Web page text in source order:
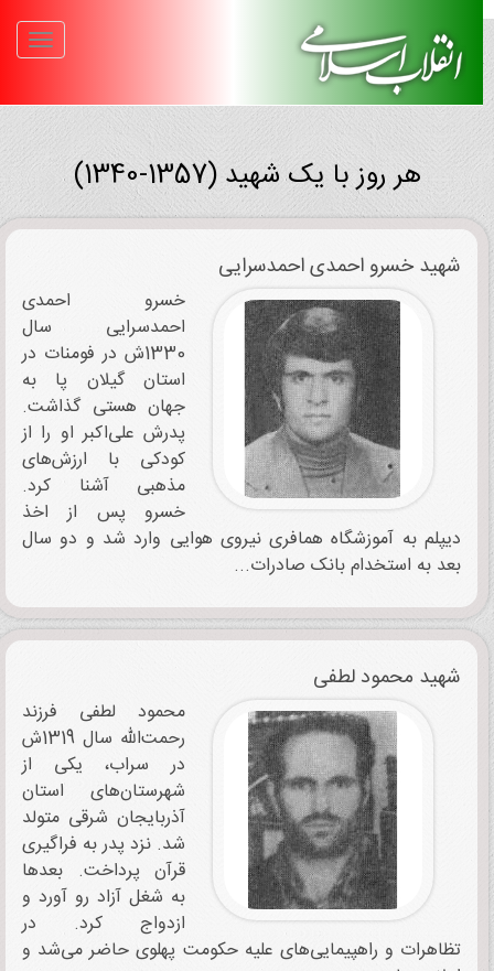
هر روز با یک شهید (1357-1340)
شهید خسرو احمدی احمدسرایی
خسرو احمدی
احمدسرایی سال
1330ش در فومنات در
استان گیلان پا به
جهان هستی گذاشت.
پدرش علی‌اکبر او را از
کودکی با ارزش‌های
مذهبی آشنا کرد.
خسرو پس از اخذ
دیپلم به آموزشگاه همافری نیروی هوایی وارد شد و دو سال
بعد به استخدام بانک صادرات...
شهید محمود لطفی
محمود لطفی فرزند
رحمت‌الله سال 1319ش
در سراب، یکی از
شهرستان‌های استان
آذربایجان‌ شرقی متولد
شد. نزد پدر به فراگیری
قرآن پرداخت. بعدها
به شغل آزاد رو ‌آورد و
ازدواج کرد. در
تظاهرات و راهپیمایی‌های علیه حکومت پهلوی حاضر می‌شد و